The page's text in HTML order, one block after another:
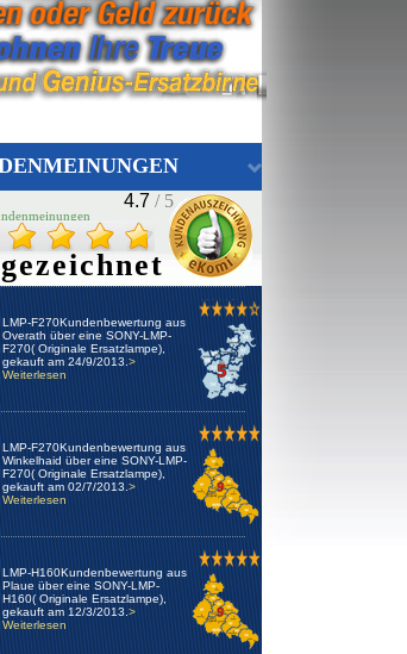
4.7 / 5
LMP-F270Kundenbewertung aus
Overath über eine SONY-LMP-
F270( Originale Ersatzlampe),
gekauft am 24/9/2013. >
Weiterlesen
LMP-F270Kundenbewertung aus
Winkelhaid über eine SONY-LMP-
F270( Originale Ersatzlampe),
gekauft am 02/7/2013. >
Weiterlesen
LMP-H160Kundenbewertung aus
Plaue über eine SONY-LMP-
H160( Originale Ersatzlampe),
gekauft am 12/3/2013. >
Weiterlesen